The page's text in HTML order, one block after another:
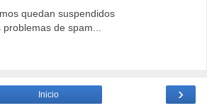
quedan suspendidos
de spam...
›
Inicio